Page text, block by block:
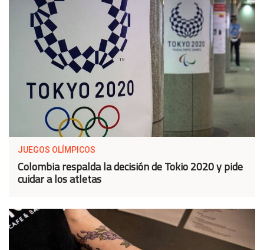
JUEGOS OLÍMPICOS
Colombia respalda la decisión de Tokio 2020 y pide
cuidar a los atletas